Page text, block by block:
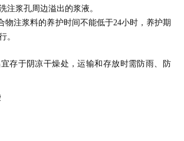
注浆孔周边溢出的浆液。
物注浆料的养护时间不能低于24小时，养护期
。
存于阴凉干燥处，运输和存放时需防雨、防